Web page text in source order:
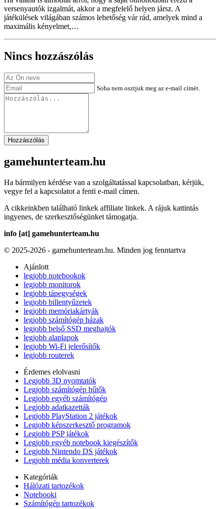
versenyautók izgalmát, akkor a megfelelő helyen jársz. A
játékülések világában számos lehetőség vár rád, amelyek mind a
maximális kényelmet,…
Nincs hozzászólás
Soha nem osztjuk meg az e-mail címét.
Hozzászólás
gamehunterteam.hu
Ha bármilyen kérdése van a szolgáltatással kapcsolatban, kérjük,
vegye fel a kapcsolatot a fenti e-mail címen.
A cikkeinkben található linkek affiliate linkek. A rájuk kattintás
ingyenes, de szerkesztőségünket támogatja.
info [at] gamehunterteam.hu
© 2025-2026 - gamehunterteam.hu. Minden jog fenntartva
Ajánlott
legjobb notebookok
legjobb monitorok
legjobb tápegységek
legjobb billentyűzetek
legjobb memóriakártyák
legjobb számítógép házak
legjobb belső SSD meghajtók
legjobb alaplapok
legjobb Wi-Fi jelerősítők
legjobb routerek
Érdemes elolvasni
Legjobb 3D nyomtatók
Legjobb számítógép hűtők
Legjobb egyéb számítógép
Legjobb adatkazetták
Legjobb PlayStation 2 játékok
Legjobb képszerkesztő programok
Legjobb PSP játékok
Legjobb egyéb notebook kiegészítők
Legjobb Nintendo DS játékok
Legjobb média konverterek
Kategóriák
Hálózati tartozékok
Notebooki
Számítógép tartozékok